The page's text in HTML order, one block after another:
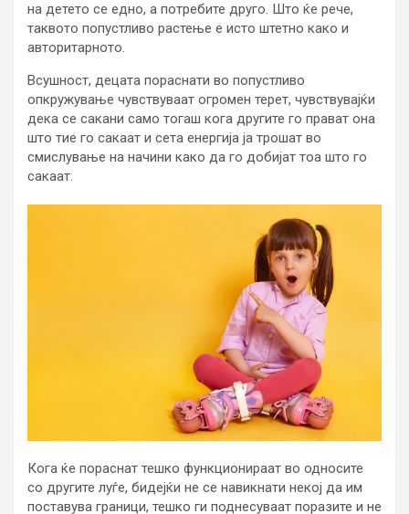
на детето се едно, а потребите друго. Што ќе рече,
таквото попустливо растење е исто штетно како и
авторитарното.
Всушност, децата пораснати во попустливо
опкружување чувствуваат огромен терет, чувствувајќи
дека се сакани само тогаш кога другите го прават она
што тие го сакаат и сета енергија ја трошат во
смислување на начини како да го добијат тоа што го
сакаат.
Кога ќе пораснат тешко функционираат во односите
со другите луѓе, бидејќи не се навикнати некој да им
поставува граници, тешко ги поднесуваат поразите и не